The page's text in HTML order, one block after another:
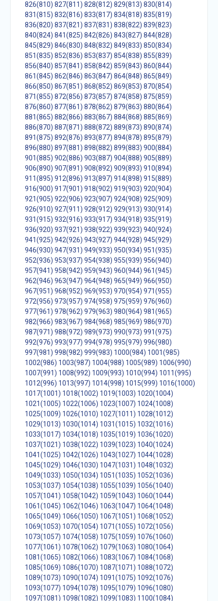
826(810) 827(811) 828(812) 829(813) 830(814)
831(815) 832(816) 833(817) 834(818) 835(819)
836(820) 837(821) 837(831) 838(822) 839(823)
840(824) 841(825) 842(826) 843(827) 844(828)
845(829) 846(830) 848(832) 849(833) 850(834)
851(835) 852(836) 853(837) 854(838) 855(839)
856(840) 857(841) 858(842) 859(843) 860(844)
861(845) 862(846) 863(847) 864(848) 865(849)
866(850) 867(851) 868(852) 869(853) 870(854)
871(855) 872(856) 873(857) 874(858) 875(859)
876(860) 877(861) 878(862) 879(863) 880(864)
881(865) 882(866) 883(867) 884(868) 885(869)
886(870) 887(871) 888(872) 889(873) 890(874)
891(875) 892(876) 893(877) 894(878) 895(879)
896(880) 897(881) 898(882) 899(883) 900(884)
901(885) 902(886) 903(887) 904(888) 905(889)
906(890) 907(891) 908(892) 909(893) 910(894)
911(895) 912(896) 913(897) 914(898) 915(889)
916(900) 917(901) 918(902) 919(903) 920(904)
921(905) 922(906) 923(907) 924(908) 925(909)
926(910) 927(911) 928(912) 929(913) 930(914)
931(915) 932(916) 933(917) 934(918) 935(919)
936(920) 937(921) 938(922) 939(923) 940(924)
941(925) 942(926) 943(927) 944(928) 945(929)
946(930) 947(931) 949(933) 950(934) 951(935)
952(936) 953(937) 954(938) 955(939) 956(940)
957(941) 958(942) 959(943) 960(944) 961(945)
962(946) 963(947) 964(948) 965(949) 966(950)
967(951) 968(952) 969(953) 970(954) 971(955)
972(956) 973(957) 974(958) 975(959) 976(960)
977(961) 978(962) 979(963) 980(964) 981(965)
982(966) 983(967) 984(968) 985(969) 986(970)
987(971) 988(972) 989(973) 990(973) 991(975)
992(976) 993(977) 994(978) 995(979) 996(980)
997(981) 998(982) 999(983) 1000(984) 1001(985)
1002(986) 1003(987) 1004(988) 1005(989) 1006(990)
1007(991) 1008(992) 1009(993) 1010(994) 1011(995)
1012(996) 1013(997) 1014(998) 1015(999) 1016(1000)
1017(1001) 1018(1002) 1019(1003) 1020(1004)
1021(1005) 1022(1006) 1023(1007) 1024(1008)
1025(1009) 1026(1010) 1027(1011) 1028(1012)
1029(1013) 1030(1014) 1031(1015) 1032(1016)
1033(1017) 1034(1018) 1035(1019) 1036(1020)
1037(1021) 1038(1022) 1039(1023) 1040(1024)
1041(1025) 1042(1026) 1043(1027) 1044(1028)
1045(1029) 1046(1030) 1047(1031) 1048(1032)
1049(1033) 1050(1034) 1051(1035) 1052(1036)
1053(1037) 1054(1038) 1055(1039) 1056(1040)
1057(1041) 1058(1042) 1059(1043) 1060(1044)
1061(1045) 1062(1046) 1063(1047) 1064(1048)
1065(1049) 1066(1050) 1067(1051) 1068(1052)
1069(1053) 1070(1054) 1071(1055) 1072(1056)
1073(1057) 1074(1058) 1075(1059) 1076(1060)
1077(1061) 1078(1062) 1079(1063) 1080(1064)
1081(1065) 1082(1066) 1083(1067) 1084(1068)
1085(1069) 1086(1070) 1087(1071) 1088(1072)
1089(1073) 1090(1074) 1091(1075) 1092(1076)
1093(1077) 1094(1078) 1095(1079) 1096(1080)
1097(1081) 1098(1082) 1099(1083) 1100(1084)